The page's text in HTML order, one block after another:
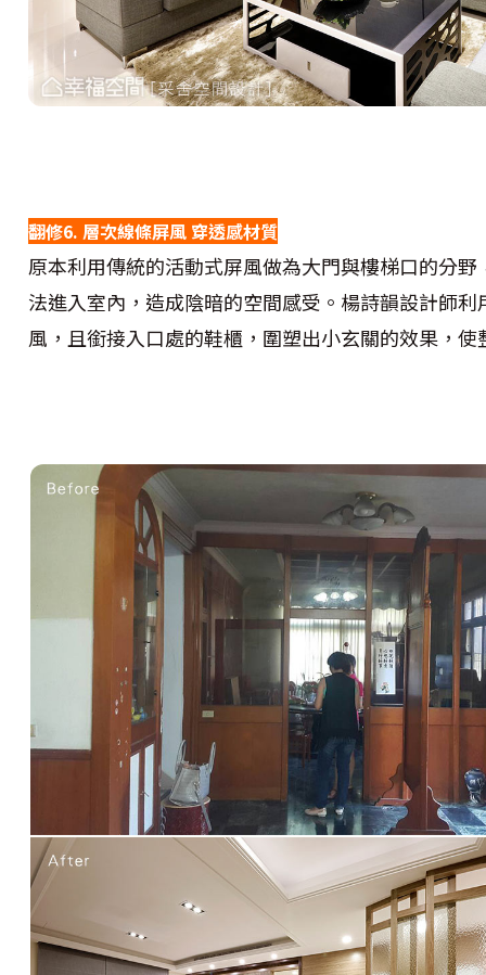
翻修6. 層次線條屏風 穿透感材質
原本利用傳統的活動式屏風做為大門與樓梯口的分
法進入室內，造成陰暗的空間感受。楊詩韻設計師
風，且銜接入口處的鞋櫃，圍塑出小玄關的效果，